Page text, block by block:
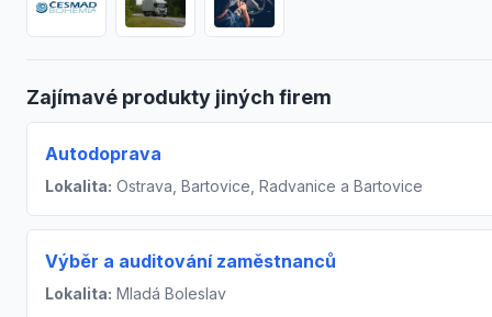
Zajímavé produkty jiných firem
Autodoprava
Lokalita: Ostrava, Bartovice, Radvanice a Bartovice
Výběr a auditování zaměstnanců
Lokalita: Mladá Boleslav